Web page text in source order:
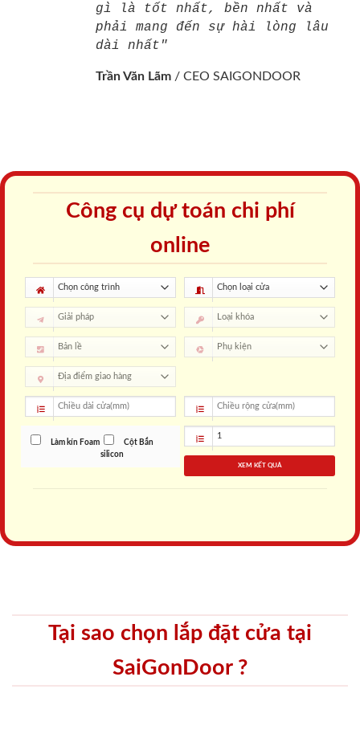
gì là tốt nhất, bền nhất và
phải mang đến sự hài lòng lâu
dài nhất"
Trần Văn Lãm / CEO SAIGONDOOR
Công cụ dự toán chi phí
online
Làm kín Foam
Cột Bắn
silicon
XEM KẾT QUẢ
Tại sao chọn lắp đặt cửa tại
SaiGonDoor ?